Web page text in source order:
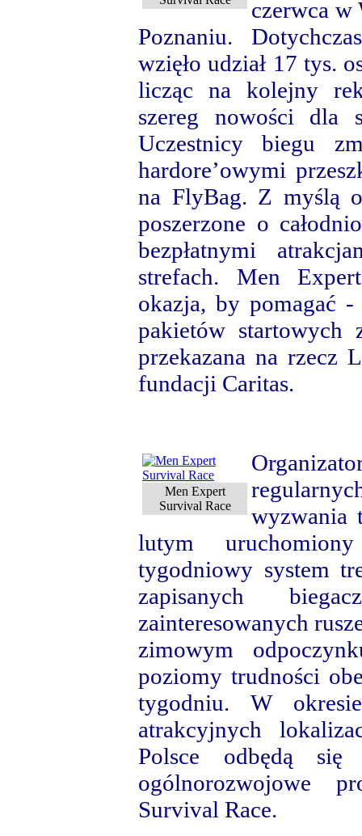
czerwca w
Poznaniu.
wzięło udział 17 tys.
licząc na kolejny
szereg nowości dla
Uczestnicy biegu
hardore’owymi
na FlyBag. Z myślą
poszerzone o
bezpłatnymi
strefach. Men
okazja, by pomagać -
pakietów
przekazana na rzecz
fundacji Caritas.
Men Expert
Survival Race
wyzwania
lutym
tygodniowy system
zapisanych
zainteresowanych
zimowym
poziomy trudności
tygodniu. W
atrakcyjnych
Polsce odbędą się
ogólnorozwojowe
Survival Race.